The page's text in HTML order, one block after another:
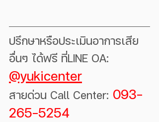
ปรึกษาหรือประเมินอาการเสีย
อื่นๆ ได้ฟรี ที่LINE OA:
@yukicenter
สายด่วน Call Center: 093-
265-5254